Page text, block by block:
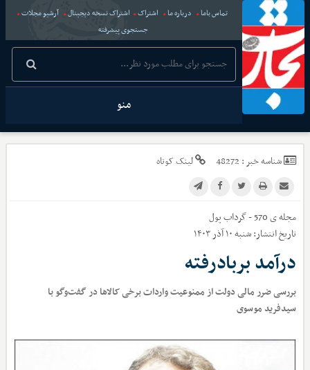
تماس باما درباره ما اشتراک اشتراک نسخه دیجیتال
آرشیو مجلات
جستجوی پیشرفته
منو
شناسه خبر : 48272 لینک کوتاه
مجله ی 570 - گرداب پول
تاریخ انتشار:شنبه ۱۰ آذر ۱۴۰۳
درآمد بربادرفته
بررسی ضرر مالی دولت از ممنوعیت واردات برخی کالاها در گفت‌وگو با
سیدفرید موسوی